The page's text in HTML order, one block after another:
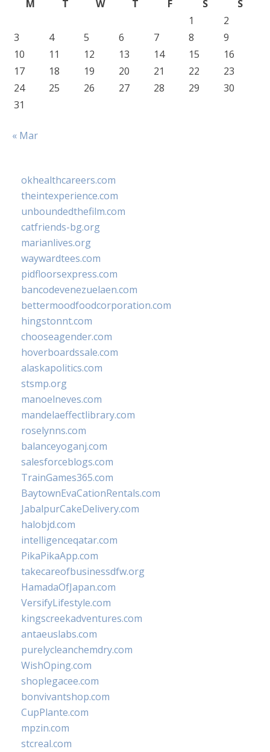
M T W T F S
S
1
2
3
4 5 6 7 8
9
10
11 12 13 14 15
16
17
18 19 20 21 22
23
24
25 26 27 28 29
30
31
« Mar
okhealthcareers.com
theintexperience.com
unboundedthefilm.com
catfriends-bg.org
marianlives.org
waywardtees.com
pidfloorsexpress.com
bancodevenezuelaen.com
bettermoodfoodcorporation.com
hingstonnt.com
chooseagender.com
hoverboardssale.com
alaskapolitics.com
stsmp.org
manoelneves.com
mandelaeffectlibrary.com
roselynns.com
balanceyoganj.com
salesforceblogs.com
TrainGames365.com
BaytownEvaCationRentals.com
JabalpurCakeDelivery.com
halobjd.com
intelligenceqatar.com
PikaPikaApp.com
takecareofbusinessdfw.org
HamadaOfJapan.com
VersifyLifestyle.com
kingscreekadventures.com
antaeuslabs.com
purelycleanchemdry.com
WishOping.com
shoplegacee.com
bonvivantshop.com
CupPlante.com
mpzin.com
stcreal.com